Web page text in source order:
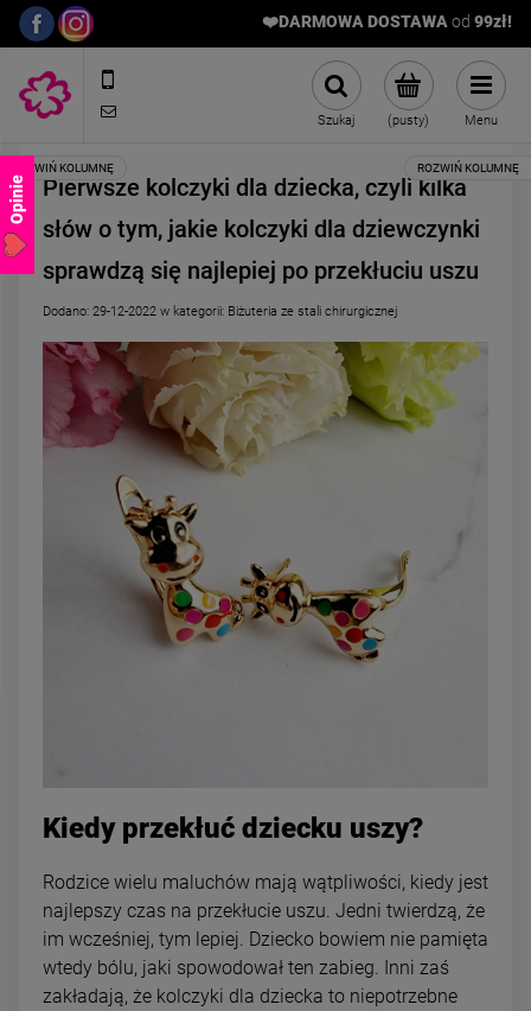
❤️DARMOWA DOSTAWA od 99zł!
sklep@stalowelove.com.pl (pusty)
Szukaj Menu
Pierwsze kolczyki dla dziecka, czyli kilka
słów o tym, jakie kolczyki dla dziewczynki
sprawdzą się najlepiej po przekłuciu uszu
Dodano: 29-12-2022 w kategorii: Biżuteria ze stali chirurgicznej
Kiedy przekłuć dziecku uszy?
Rodzice wielu maluchów mają wątpliwości, kiedy jest
najlepszy czas na przekłucie uszu. Jedni twierdzą, że
im wcześniej, tym lepiej. Dziecko bowiem nie pamięta
wtedy bólu, jaki spowodował ten zabieg. Inni zaś
zakładają, że kolczyki dla dziecka to niepotrzebne
Opinie